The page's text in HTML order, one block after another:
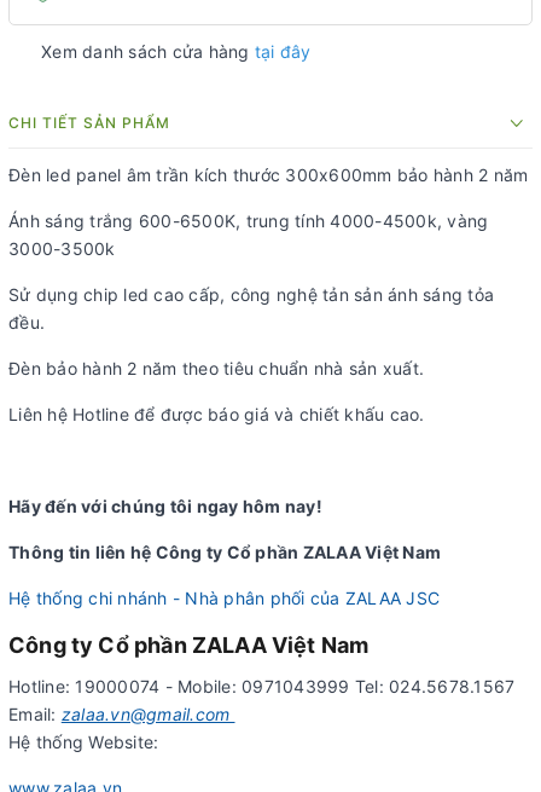
Xem danh sách cửa hàng tại đây
CHI TIẾT SẢN PHẨM
Đèn led panel âm trần kích thước 300x600mm bảo hành 2 năm
Ánh sáng trắng 600-6500K, trung tính 4000-4500k, vàng
3000-3500k
Sử dụng chip led cao cấp, công nghệ tản sản ánh sáng tỏa
đều.
Đèn bảo hành 2 năm theo tiêu chuẩn nhà sản xuất.
Liên hệ Hotline để được báo giá và chiết khấu cao.
Hãy đến với chúng tôi ngay hôm nay!
Thông tin liên hệ Công ty Cổ phần ZALAA Việt Nam
Hệ thống chi nhánh - Nhà phân phối của ZALAA JSC
Công ty Cổ phần ZALAA Việt Nam
Hotline: 19000074 - Mobile: 0971043999 Tel: 024.5678.1567
Email: zalaa.vn@gmail.com
Hệ thống Website:
www.zalaa.vn